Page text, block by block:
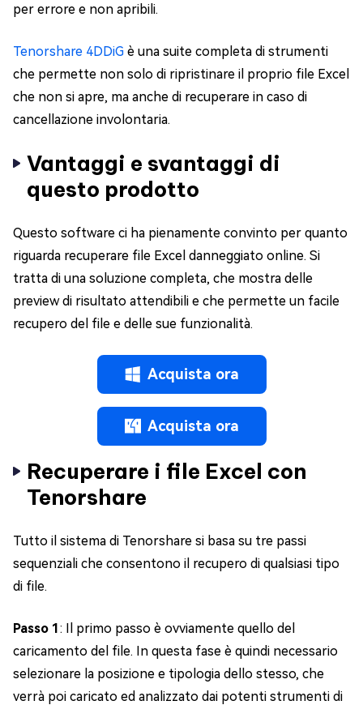
per errore e non apribili.
Tenorshare 4DDiG è una suite completa di strumenti
che permette non solo di ripristinare il proprio file Excel
che non si apre, ma anche di recuperare in caso di
cancellazione involontaria.
Vantaggi e svantaggi di
questo prodotto
Questo software ci ha pienamente convinto per quanto
riguarda recuperare file Excel danneggiato online. Si
tratta di una soluzione completa, che mostra delle
preview di risultato attendibili e che permette un facile
recupero del file e delle sue funzionalità.
Acquista ora
Acquista ora
Recuperare i file Excel con
Tenorshare
Tutto il sistema di Tenorshare si basa su tre passi
sequenziali che consentono il recupero di qualsiasi tipo
di file.
Passo 1: Il primo passo è ovviamente quello del
caricamento del file. In questa fase è quindi necessario
selezionare la posizione e tipologia dello stesso, che
verrà poi caricato ed analizzato dai potenti strumenti di